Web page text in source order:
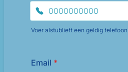
Voer alstublieft een geldig
Email *